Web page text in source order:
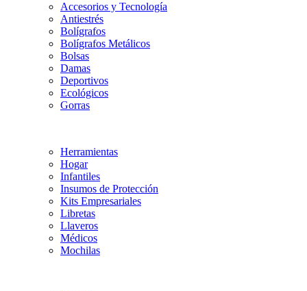
Accesorios y Tecnología
Antiestrés
Bolígrafos
Bolígrafos Metálicos
Bolsas
Damas
Deportivos
Ecológicos
Gorras
Herramientas
Hogar
Infantiles
Insumos de Protección
Kits Empresariales
Libretas
Llaveros
Médicos
Mochilas